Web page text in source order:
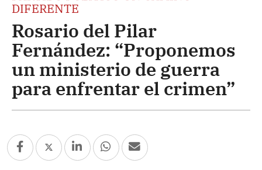
DIFERENTE
Rosario del Pilar
Fernández: “Proponemos
un ministerio de guerra
para enfrentar el crimen”